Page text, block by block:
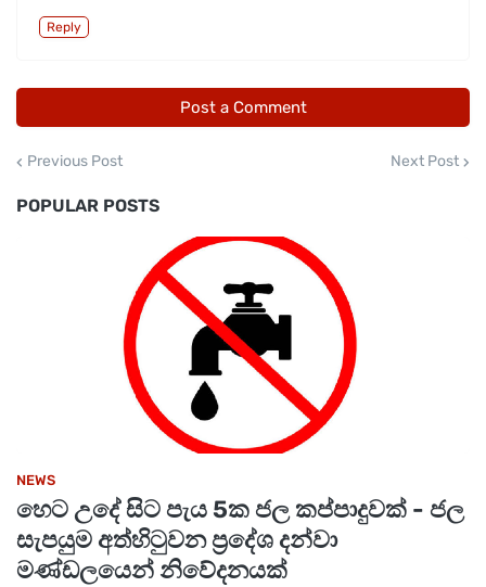
Reply
Post a Comment
Previous Post Next Post
POPULAR POSTS
NEWS
හෙට උදේ සිට පැය 5ක ජල කප්පාදුවක් - ජල
සැපයුම අත්හිටුවන ප්‍රදේශ දන්වා
මණ්ඩලයෙන් නිවේදනයක්